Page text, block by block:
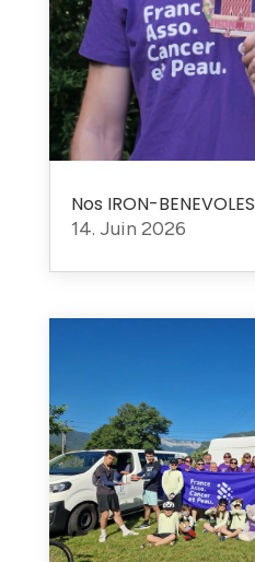
Nos IRON-BENEVOLES
14. Juin 2026